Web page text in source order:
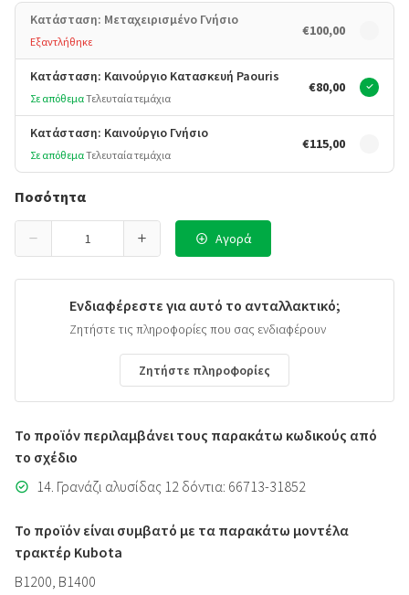
Κατάσταση: Μεταχειρισμένο Γνήσιο
Εξαντλήθηκε
€100,00
Κατάσταση: Καινούργιο Κατασκευή Paouris
Σε απόθεμαΤελευταία τεμάχια
€80,00
Κατάσταση: Καινούργιο Γνήσιο
Σε απόθεμαΤελευταία τεμάχια
€115,00
Ποσότητα
Αγορά
Ενδιαφέρεστε για αυτό το ανταλλακτικό;
Ζητήστε τις πληροφορίες που σας ενδιαφέρουν
Ζητήστε πληροφορίες
Το προϊόν περιλαμβάνει τους παρακάτω κωδικούς από
το σχέδιο
14. Γρανάζι αλυσίδας 12 δόντια: 66713-31852
Το προϊόν είναι συμβατό με τα παρακάτω μοντέλα
τρακτέρ Kubota
B1200, B1400